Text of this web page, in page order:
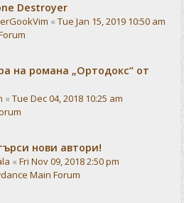
Destroyer
« Tue Jan 15, 2019 10:50 am
на романа „Ортодокс“ от
« Tue Dec 04, 2018 10:25 am
нови автори!
« Fri Nov 09, 2018 2:50 pm
Main Forum